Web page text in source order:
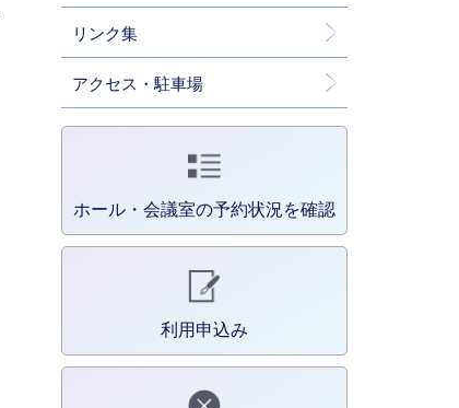
リンク集
アクセス・駐車場
ホール・会議室の予約状況を確認
利用申込み